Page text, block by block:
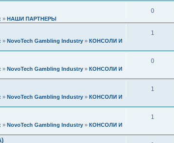
» НАШИ ПАРТНЕРЫ
0
» NovoTech Gambling Industry » КОНСОЛИ И
1
» NovoTech Gambling Industry » КОНСОЛИ И
0
» NovoTech Gambling Industry » КОНСОЛИ И
1
» NovoTech Gambling Industry » КОНСОЛИ И
1